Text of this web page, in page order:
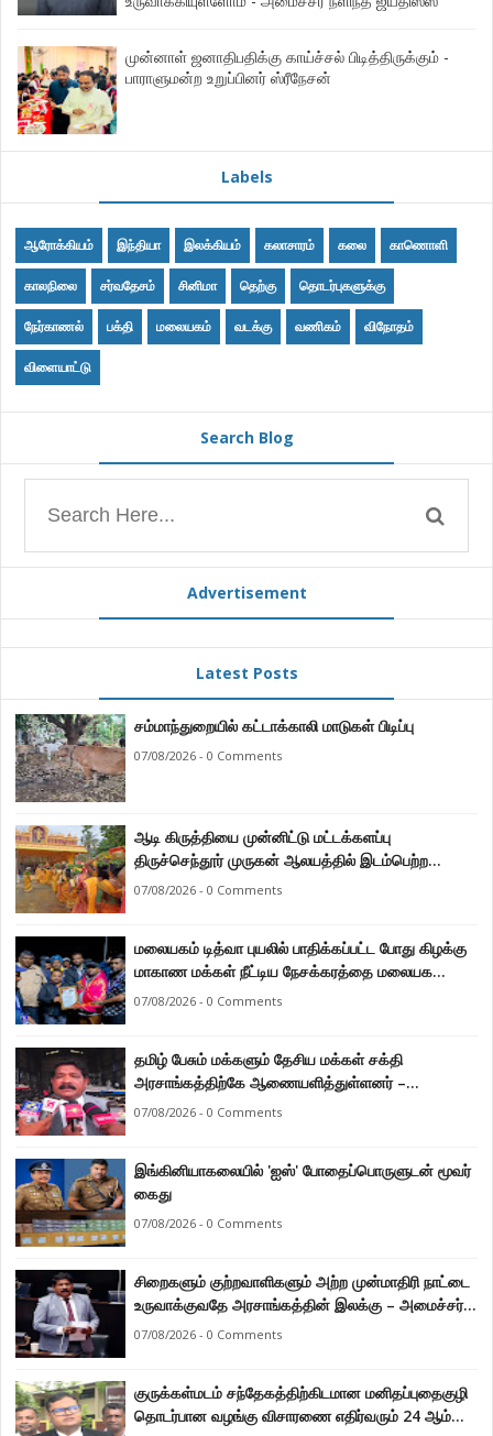
முன்னாள் ஜனாதிபதிக்கு காய்ச்சல் பிடித்திருக்கும் -
பாராளுமன்ற உறுப்பினர் ஸ்ரீநேசன்
Labels
ஆரோக்கியம் இந்தியா இலக்கியம் கலாசாரம் கலை காணொளி
காலநிலை சர்வதேசம் சினிமா தெற்கு தொடர்புகளுக்கு
நேர்காணல் பக்தி மலையகம் வடக்கு வணிகம் விநோதம்
விளையாட்டு
Search Blog
Advertisement
Latest Posts
சம்மாந்துறையில் கட்டாக்காலி மாடுகள் பிடிப்பு
07/08/2026 - 0 Comments
ஆடி கிருத்தியை முன்னிட்டு மட்டக்களப்பு
திருச்செந்தூர் முருகன் ஆலயத்தில் இடம்பெற்ற
பால்குட பவனி 1008 சங்கா ஆபிஷேக நிகழ்வு.
07/08/2026 - 0 Comments
மலையகம் டித்வா புயலில் பாதிக்கப்பட்ட போது கிழக்கு
மாகாண மக்கள் நீட்டிய நேசக்கரத்தை மலையக
மக்கள் ஒருபோதும் மறக்கமாட்டார்கள் : நுவரெலியா
07/08/2026 - 0 Comments
தமிழ் பேசும் மக்களும் தேசிய மக்கள் சக்தி
அரசாங்கத்திற்கே ஆணையளித்துள்ளனர் –
கடற்றொழில் அமைச்சர் இராமலிங்கம் சந்திரசேகர்
07/08/2026 - 0 Comments
இங்கினியாகலையில் 'ஐஸ்' போதைப்பொருளுடன் மூவர்
கைது
07/08/2026 - 0 Comments
சிறைகளும் குற்றவாளிகளும் அற்ற முன்மாதிரி நாட்டை
உருவாக்குவதே அரசாங்கத்தின் இலக்கு – அமைச்சர்
இராமலிங்கம் சந்திரசேகர்
07/08/2026 - 0 Comments
குருக்கள்மடம் சந்தேகத்திற்கிடமான மனிதப்புதைகுழி
தொடர்பான வழங்கு விசாரணை எதிர்வரும் 24 ஆம்